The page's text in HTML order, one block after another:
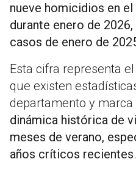
nueve homicidios en
durante enero de
casos de enero de
Esta cifra representa
que existen
departamento y marca
dinámica histórica de
meses de verano,
años críticos recientes.